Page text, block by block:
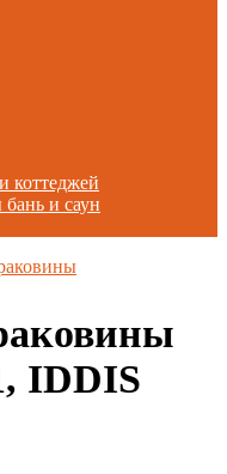
коттеджей
и саун
IDDIS